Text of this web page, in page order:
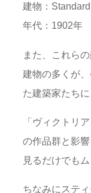
建物：
年代：1902年
また、これら
建物の多くが
た建築家たちに
「ヴィクトリ
の作品群と影
見るだけでも
ちなみにステ